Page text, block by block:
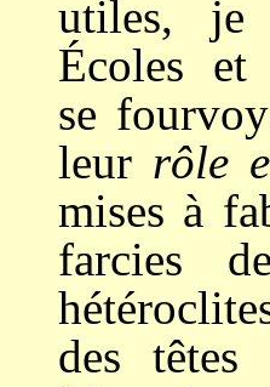
utiles, je
Écoles et
se
leur rôle
mises à
farcies
des têtes